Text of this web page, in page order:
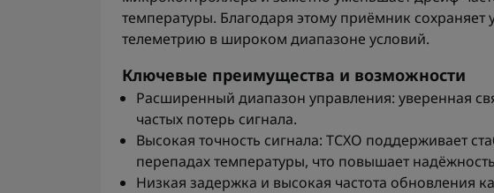
температуры. Благодаря этому приёмник
телеметрию в широком диапазоне условий.
Ключевые преимущества и возможности
Расширенный диапазон управления: уверенная
частых потерь сигнала.
Высокая точность сигнала: TCXO поддерживает
перепадах температуры, что повышает
Низкая задержка и высокая частота обновления